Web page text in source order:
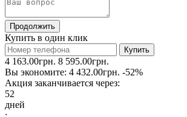
Продолжить
Купить в один клик
Купить
4 163.00грн. 8 595.00грн.
Вы экономите: 4 432.00грн. -52%
Акция заканчивается через:
52
дней